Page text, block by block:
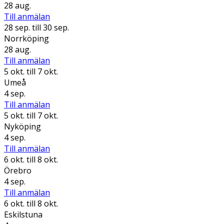
28 aug.
Till anmälan
28 sep. till 30 sep.
Norrköping
28 aug.
Till anmälan
5 okt. till 7 okt.
Umeå
4 sep.
Till anmälan
5 okt. till 7 okt.
Nyköping
4 sep.
Till anmälan
6 okt. till 8 okt.
Örebro
4 sep.
Till anmälan
6 okt. till 8 okt.
Eskilstuna